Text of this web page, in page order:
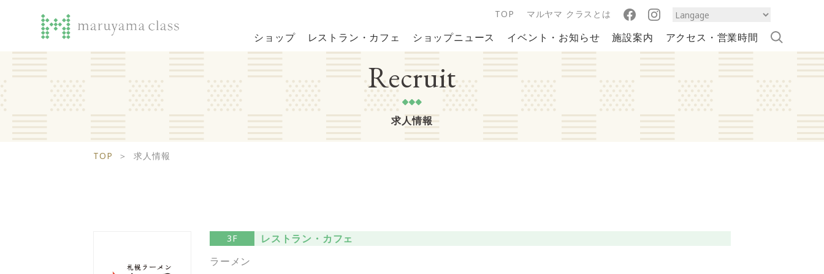
TOP マルヤマ クラスとは
ショップ レストラン・カフェ ショップニュース イベント・お知らせ 施設案内 アクセス・営業時間
Recruit
求人情報
TOP ＞ 求人情報
3F
レストラン・カフェ
ラーメン